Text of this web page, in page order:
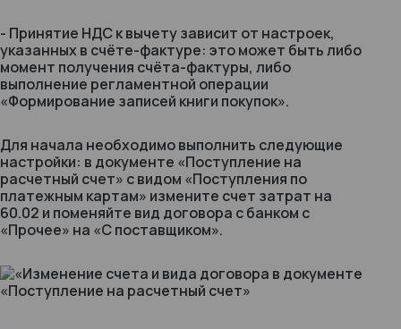
- Принятие НДС к вычету зависит от настроек,
указанных в счёте-фактуре: это может быть либо
момент получения счёта-фактуры, либо
выполнение регламентной операции
«Формирование записей книги покупок».
Для начала необходимо выполнить следующие
настройки: в документе «Поступление на
расчетный счет» с видом «Поступления по
платежным картам» измените счет затрат на
60.02 и поменяйте вид договора с банком с
«Прочее» на «С поставщиком».